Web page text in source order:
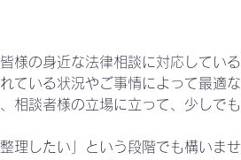
様の身近な法律相談に対応してい
いる状況やご事情によって最適
相談者様の立場に立って、少しで
理したい」という段階でも構いませ